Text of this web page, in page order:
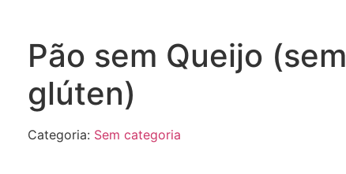
Pão sem Queijo (sem
glúten)
Categoria: Sem categoria